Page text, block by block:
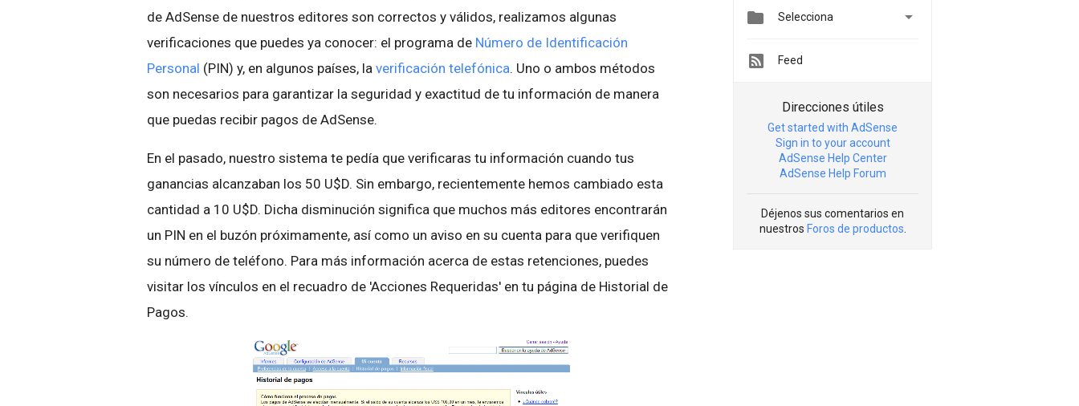
de AdSense de nuestros editores son correctos y válidos, realizamos algunas
verificaciones que puedes ya conocer: el programa de Número de Identificación
Personal (PIN) y, en algunos países, la verificación telefónica. Uno o ambos métodos
son necesarios para garantizar la seguridad y exactitud de tu información de manera
que puedas recibir pagos de AdSense.
En el pasado, nuestro sistema te pedía que verificaras tu información cuando tus
ganancias alcanzaban los 50 U$D. Sin embargo, recientemente hemos cambiado esta
cantidad a 10 U$D. Dicha disminución significa que muchos más editores encontrarán
un PIN en el buzón próximamente, así como un aviso en su cuenta para que verifiquen
su número de teléfono. Para más información acerca de estas retenciones, puedes
visitar los vínculos en el recuadro de 'Acciones Requeridas' en tu página de Historial de
Pagos.
 Selecciona 
Feed
Direcciones útiles
Get started with AdSense
Sign in to your account
AdSense Help Center
AdSense Help Forum
Déjenos sus comentarios en
nuestros Foros de productos